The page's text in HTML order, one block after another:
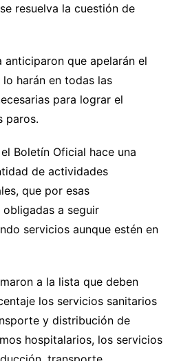
resuelva la cuestión de
anticiparon que apelarán el
harán en todas las
para lograr el
paros.
Boletín Oficial hace una
de actividades
que por esas
a seguir
servicios aunque estén en
a la lista que deben
los servicios sanitarios
y distribución de
hospitalarios, los servicios